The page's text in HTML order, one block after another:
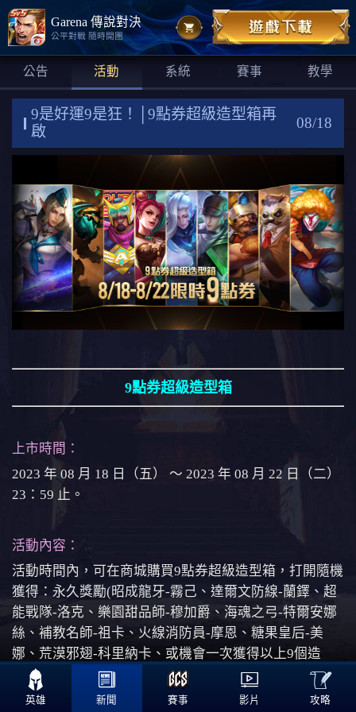
Garena 傳說對決
公平對戰 隨時開團
公告 活動 系統 賽事 教學
9是好運9是狂！│9點券超級造型箱再
啟
08/18
9點券超級造型箱
上市時間：
2023 年 08 月 18 日（五） ～ 2023 年 08 月 22 日（二）
23：59 止。
活動內容：
活動時間內，可在商城購買9點券超級造型箱，打開隨機
獲得：永久獎勵(昭成龍牙-霧己、達爾文防線-蘭鐸、超
能戰隊-洛克、樂園甜品師-穆加爵、海魂之弓-特爾安娜
絲、補教名師-祖卡、火線消防員-摩恩、糖果皇后-美
娜、荒漠邪翅-科里納卡、或機會一次獲得以上9個造
型)、其他獎勵(體驗卡、寶石)，其中之一
英雄 新聞 賽事 影片

攻略